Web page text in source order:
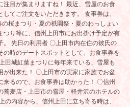
注目が集まりますね！ 最近、雪屋のお食
てご注文をいただきます。 食事券は、
桜まつり・夏の祇園祭・夏のわっしょい
つり等に、信州上田市にお出掛け予定が有
。 先日の利用者 〇上田市内在住の彼氏の
の時のデートスポットとして、お食事券を
田城紅葉まつりに毎年来ている、雪屋も
が出来た！ 〇上田市の実家に家族でお盆
るので、お食事券は助かった！ 〇信州
蕎麦店・上田市の雪屋・軽井沢のホテルの
の内容から、信州上田に立ち寄る時は、